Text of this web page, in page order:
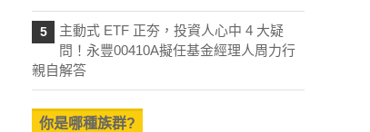
5
主動式 ETF 正夯，投資人心中 4 大疑
問！永豐00410A擬任基金經理人周力行
親自解答
你是哪種族群?